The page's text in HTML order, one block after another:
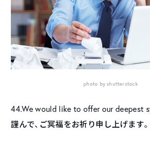
photo by shutterstock
44.We would like to offer our deepest
謹んで、ご冥福をお祈り申し上げます。